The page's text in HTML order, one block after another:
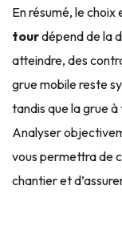
En résumé, le choix
tourdépend de la
atteindre, des
grue mobile reste
tandis que la grue
Analyser
vous permettra de
chantier et